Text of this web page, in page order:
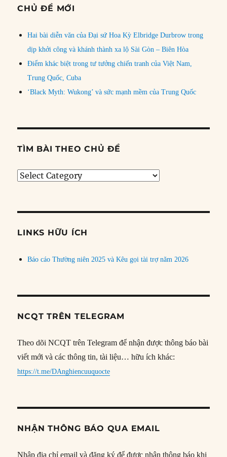
CHỦ ĐỀ MỚI
Hai bài diễn văn của Đại sứ Hoa Kỳ Elbridge Durbrow trong
dịp khởi công và khánh thành xa lộ Sài Gòn – Biên Hòa
Điểm khác biệt trong tư tưởng chiến tranh của Việt Nam,
Trung Quốc, Cuba
‘Black Myth: Wukong’ và sức mạnh mềm của Trung Quốc
TÌM BÀI THEO CHỦ ĐỀ
Tìm
đề
LINKS HỮU ÍCH
Báo cáo Thường niên 2025 và Kêu gọi tài trợ năm 2026
NCQT TRÊN TELEGRAM
Theo dõi NCQT trên Telegram để nhận được thông báo bài
viết mới và các thông tin, tài liệu… hữu ích khác:
https://t.me/DAnghiencuuquocte
NHẬN THÔNG BÁO QUA EMAIL
Nhập địa chỉ email và đăng ký để được nhận thông báo khi